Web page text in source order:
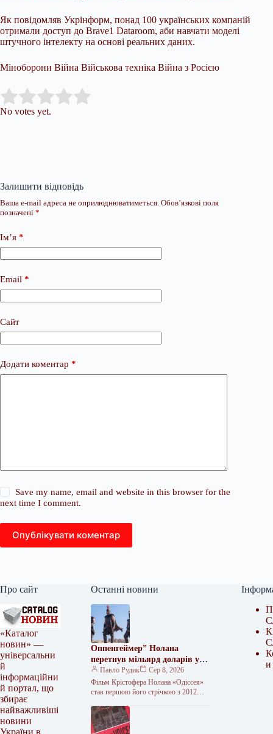
Як повідомляв Укрінформ, понад 100 українських компаній
отримали доступ до Brave1 Dataroom, аби навчати моделі
штучного інтелекту на основі реальних даних.
Міноборони Війна Військова техніка Війна з Росією
Rate this item:
No votes yet.
Залишити відповідь
Ваша e-mail адреса не оприлюднюватиметься. Обов’язкові поля
позначені *
Ім’я *
Email *
Сайт
Додати коментар *
Save my name, email and website in this browser for the
next time I comment.
Опублікувати коментар
Про сайт
«Каталог
новин» —
універсальни
й
інформаційни
й портал, що
збирає
найважливіші
новини
України в
Останні новини
Оппенгеймер” Нолана
перетнув мільярд доларів у
прокаті
Павло Рудик
Сер 8, 2026
Фільм Крістофера Нолана «Одіссея»
став першою його стрічкою з 2012
доларів США після виходу…
и